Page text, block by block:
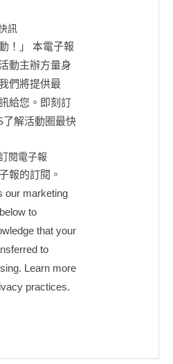
訊
！」 本電子報
動主辦方量身
們將提供最
給您。即刻訂
了解活動圈最快
閱電子報
報的訂閱。
our marketing
to
that your
to
Learn more
practices.